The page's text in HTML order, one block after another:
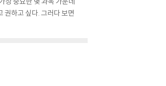
권하고 싶다. 그러다 보면